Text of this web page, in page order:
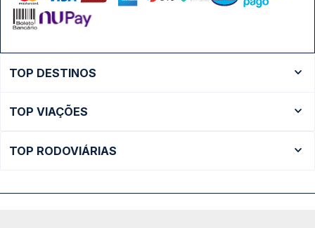
TOP DESTINOS
Ônibus São Paulo
TOP VIAÇÕES
TOP RODOVIÁRIAS